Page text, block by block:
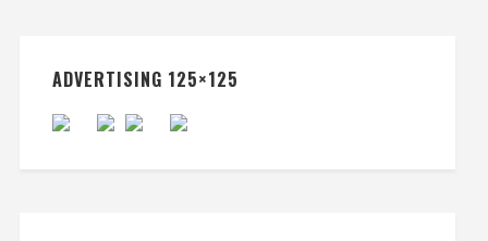
ADVERTISING 125×125